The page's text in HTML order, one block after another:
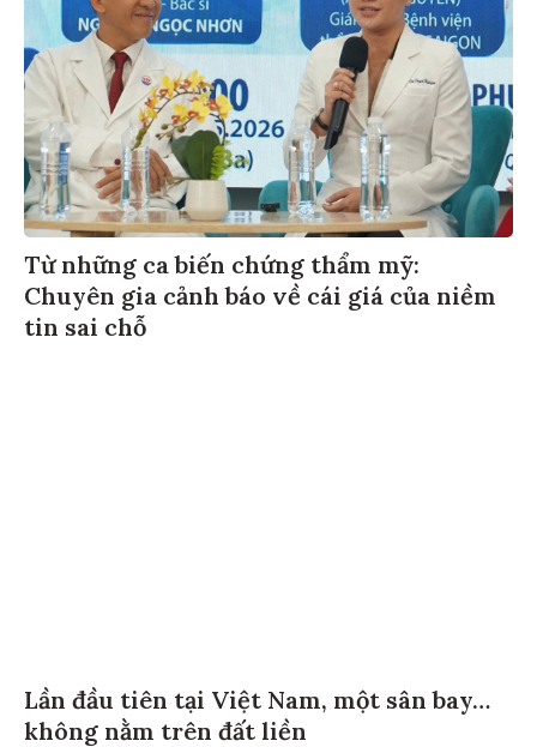
Từ những ca biến chứng thẩm mỹ:
Chuyên gia cảnh báo về cái giá của niềm
tin sai chỗ
Lần đầu tiên tại Việt Nam, một sân bay…
không nằm trên đất liền